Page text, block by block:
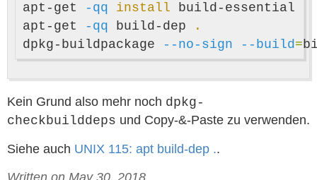
apt-get
-qq install build-essential
apt-get
-qq build-dep
.
dpkg-buildpackage
--no-sign --build=
Kein Grund also mehr noch dpkg-
checkbuilddeps und Copy-&-Paste zu verwenden.
Siehe auch UNIX 115: apt build-dep ..
Written on May 30, 2018